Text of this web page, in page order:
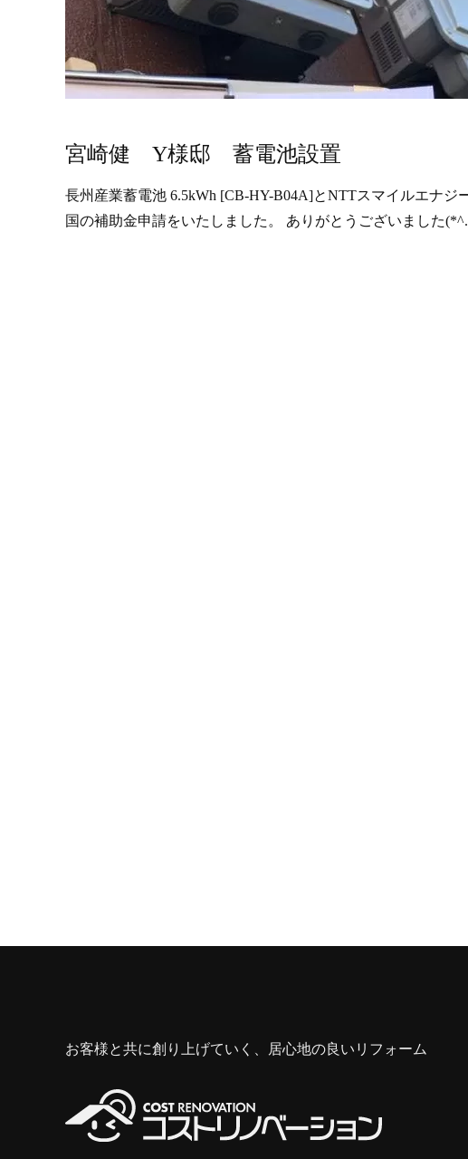
宮崎健 Y様邸 蓄電池設置
長州産業蓄電池 6.5kWh [CB-HY-B04A]とNTTスマイルエナ
国の補助金申請をいたしました。 ありがとうございました
お客様と共に創り上げていく、居心地の良いリフォーム